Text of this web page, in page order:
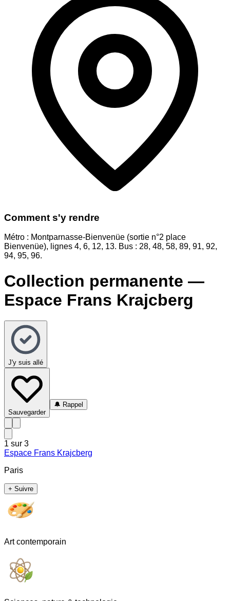
Comment s'y rendre
Métro : Montparnasse-Bienvenüe (sortie n°2 place
Bienvenüe), lignes 4, 6, 12, 13. Bus : 28, 48, 58, 89, 91, 92,
94, 95, 96.
Collection permanente —
Espace Frans Krajcberg
J'y suis allé
Sauvegarder
🔔 Rappel
1 sur 3
Espace Frans Krajcberg
Paris
+ Suivre
Art contemporain